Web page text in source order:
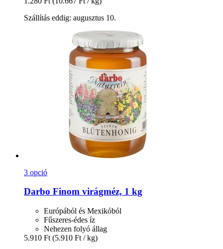
Szállítás eddig: augusztus 10.
3 opció
Darbo Finom virágméz, 1 kg
Európából és Mexikóból
Fűszeres-édes íz
Nehezen folyó állag
5.910 Ft (5.910 Ft / kg)